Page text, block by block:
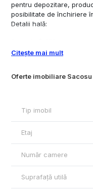
Oferte imobiliare
pentru depozitare,
posibilitate de închiriere
Detalii hală:
Înălțime: 4 m (partea
Lumina naturală
Rafturi incluse
Banc de lucru
Opțiune suplimentară:
Birou separat de aprox.
Citește mai mult
Tip imobil
Etaj
Număr camere
Suprafață utilă